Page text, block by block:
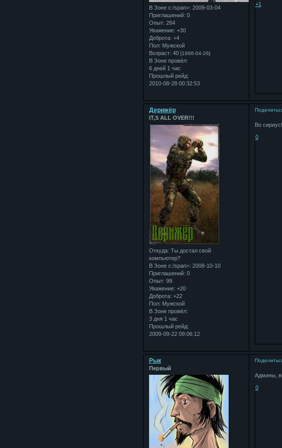
В Зоне с:/span>: 2009-03-04
Приглашений: 0
Опыт: 264
Уважение: +30
Доброта: +4
Пол: Мужской
Возраст: 40 [1986-04-26]
В Зоне провёл:
6 дней 1 час
Прошлый рейд:
2010-08-28 00:32:53
+1
Дерижёр
IT,S ALL OVER!!!
Откуда: Ты достал свой
компьютер?
В Зоне с:/span>: 2008-10-10
Приглашений: 0
Опыт: 99
Уважение: +20
Доброта: +22
Пол: Мужской
В Зоне провёл:
3 дня 1 час
Прошлый рейд:
2009-09-22 09:06:12
Во
0
Рык
Первый
Админы,
0